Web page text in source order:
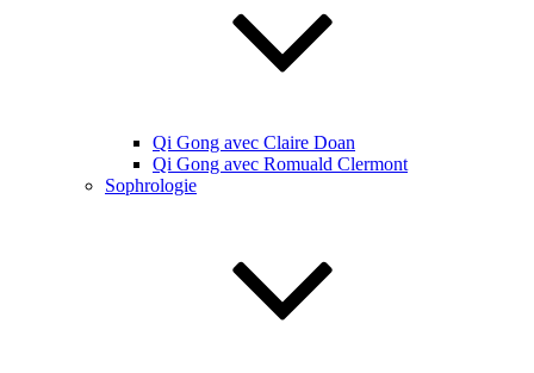
Qi Gong avec Claire Doan
Qi Gong avec Romuald Clermont
Sophrologie